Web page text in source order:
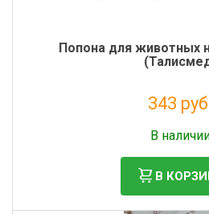
Попона для животных
343
В
В